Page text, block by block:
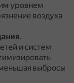
уровнем
воздуха
.
и систем
выбросы